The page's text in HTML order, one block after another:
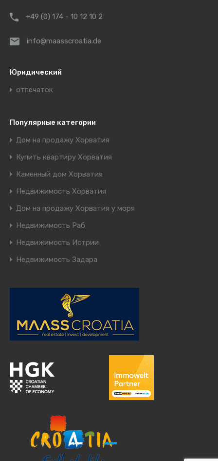
+49 (0) 174 - 10 12 10 2
info@maasscroatia.de
Юридический
отпечаток
Популярные категории
Дом на продажу Хорватия
Купить квартиру Хорватия
Каменный дом Хорватия
Недвижимость Хорватия
Дом на продажу Хорватия у моря
Недвижимость Раб
Недвижимость Истрии
Недвижимость Задара